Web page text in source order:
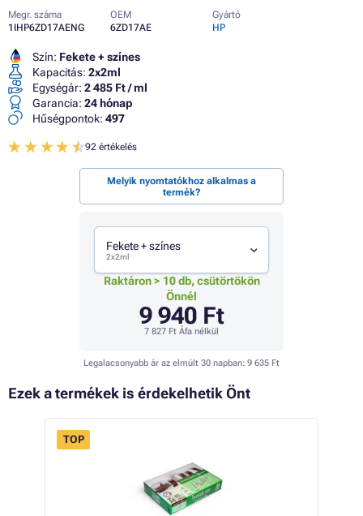
Megr. száma
1IHP6ZD17AENG
OEM
6ZD17AE
Gyártó
HP
Szín: Fekete + színes
Kapacitás: 2x2ml
Egységár: 2 485 Ft / ml
Garancia: 24 hónap
Hűségpontok: 497
92 értékelés
Melyik nyomtatókhoz alkalmas a
termék?
Fekete + színes
2x2ml
Raktáron > 10 db, csütörtökön
Önnél
9 940 Ft
7 827 Ft Áfa nélkül
Legalacsonyabb ár az elmúlt 30 napban: 9 635 Ft
Ezek a termékek is érdekelhetik Önt
TOP